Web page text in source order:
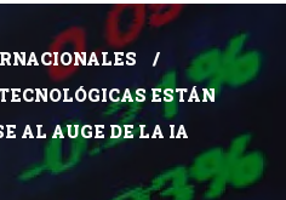
ESTÁN
AL AUGE DE LA IA